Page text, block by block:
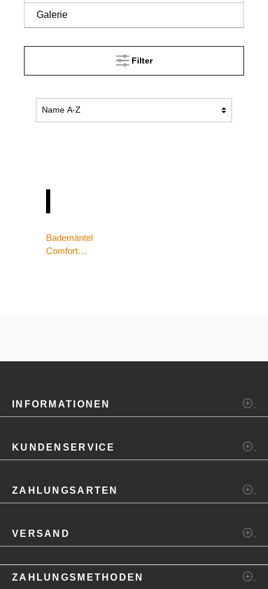
Galerie
Filter
Bademäntel
Comfort
INFORMATIONEN
KUNDENSERVICE
ZAHLUNGSARTEN
VERSAND
ZAHLUNGSMETHODEN